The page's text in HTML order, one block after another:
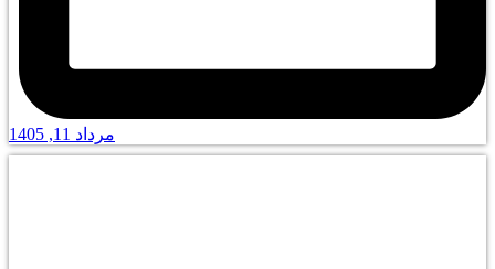
مرداد 11, 1405